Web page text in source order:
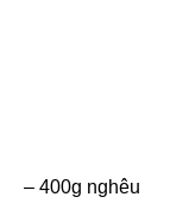
– 400g nghêu